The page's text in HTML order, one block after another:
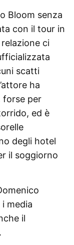
Bloom senza
con il tour in
ci
scatti
ha
forse per
ed è
degli hotel
il soggiorno
media
il